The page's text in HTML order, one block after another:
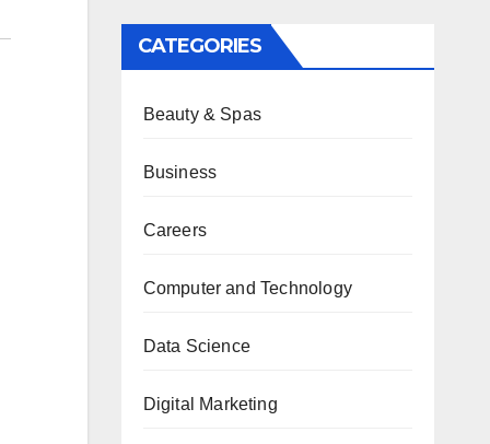
CATEGORIES
Beauty & Spas
Business
Careers
Computer and Technology
Data Science
Digital Marketing